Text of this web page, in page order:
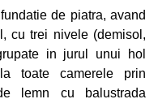
de piatra, avand
cu trei nivele (demisol,
in jurul unui hol
toate camerele prin
lemn cu balustrada